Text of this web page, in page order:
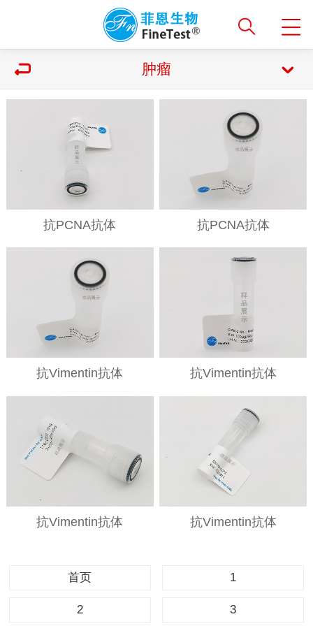
肿瘤
抗PCNA抗体 抗PCNA抗体
抗Vimentin抗体 抗Vimentin抗体
抗Vimentin抗体 抗Vimentin抗体
首页 1
2 3